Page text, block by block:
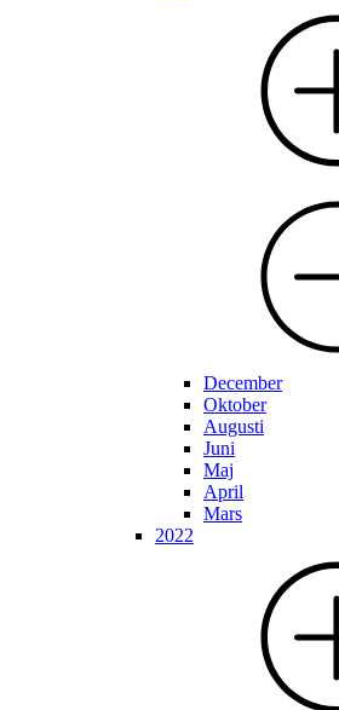
December
Oktober
Augusti
Juni
Maj
April
Mars
2022